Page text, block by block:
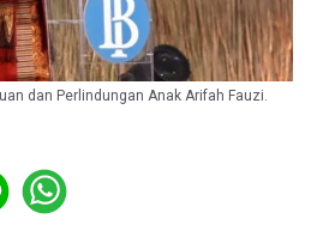
dan Perlindungan Anak Arifah Fauzi.